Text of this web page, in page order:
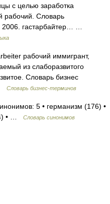
с целью заработка
рабочий. Словарь
2006. гастарбайтер… …
рабочий иммигрант,
из слаборазвитого
Словарь бизнес
Словарь бизнес-терминов
5 • германизм (176) •
• …
Словарь синонимов